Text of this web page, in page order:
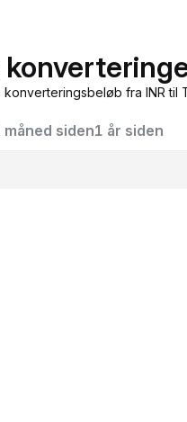
fra INR
måned siden1 år siden